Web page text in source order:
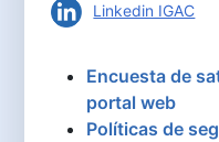
Linkedin IGAC
Encuesta de
portal web
Políticas de